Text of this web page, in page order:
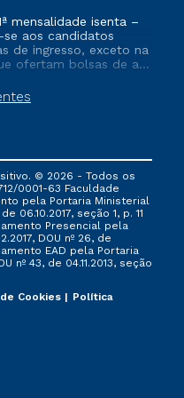
mensalidade isenta –
aos candidatos
de ingresso, exceto na
ofertam bolsas de até
efetivado e/ou não
sua matrícula em uma
governamentais, e
outra campanha
© 2026 - Todos os
0001-63 Faculdade
pela Portaria Ministerial
06.10.2017, seção 1, p. 11
Presencial ​pela
DOU nº 26, de
EAD pela Portaria
nº 43, de 04.11.2013, seção
Cookies
Política